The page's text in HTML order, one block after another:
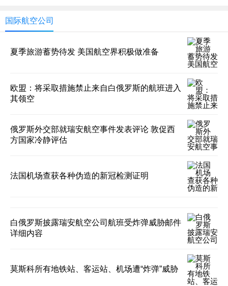
国际航空公司
夏季旅游蓄势待发 美国航空界积极做准备
欧盟：将采取措施禁止来自白俄罗斯的航班进入
其领空
俄罗斯外交部就瑞安航空事件发表评论 敦促西
方国家冷静评估
法国机场查获各种伪造的新冠检测证明
白俄罗斯披露瑞安航空公司航班受炸弹威胁邮件
详细内容
莫斯科所有地铁站、客运站、机场遭“炸弹”威胁